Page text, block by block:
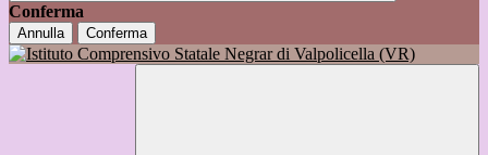
Conferma
Annulla Conferma